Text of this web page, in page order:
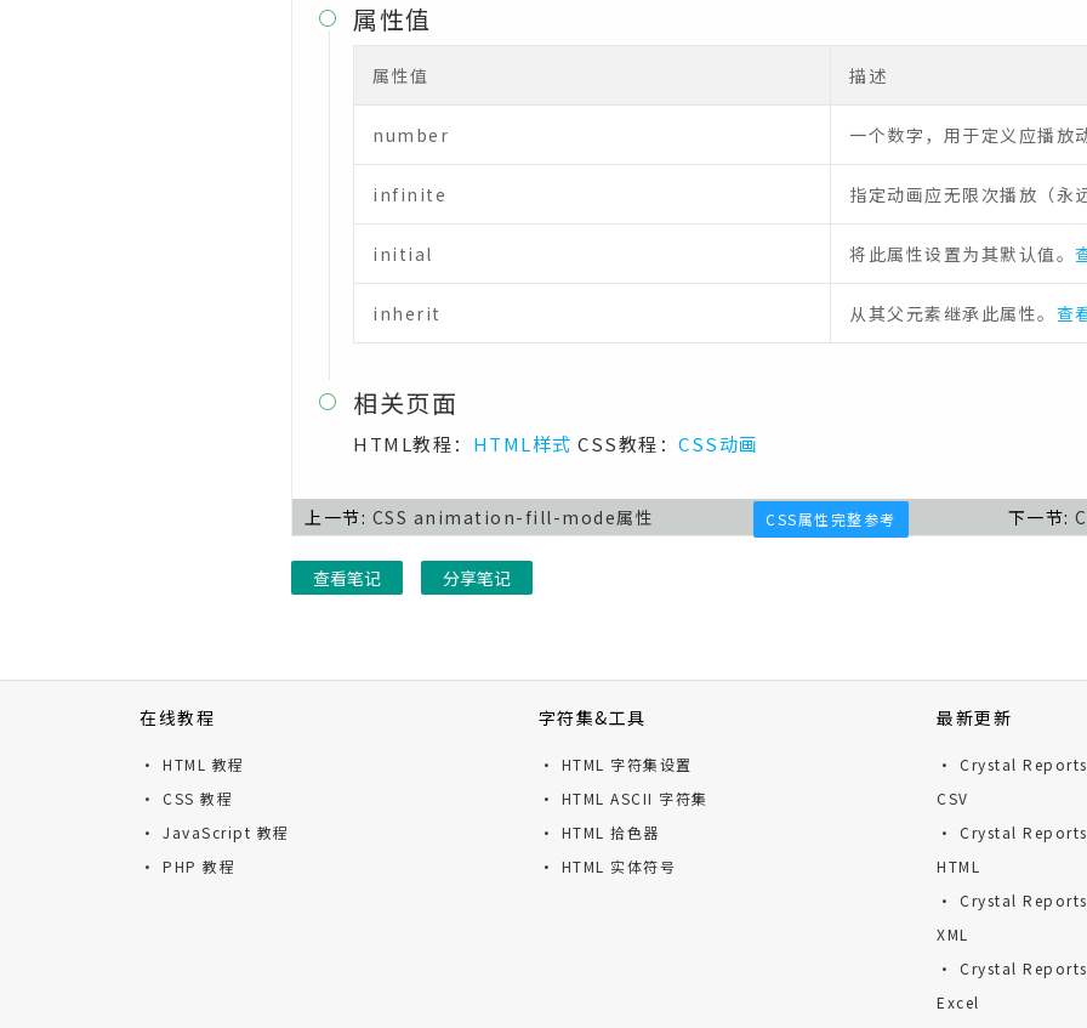
CSS border-top属性
CSS border-top-left-radius属
CSS border-top-right-radius
 属性值
属性值 描述
number 一个数字，用于定义应播放
infinite 指定动画应无限次播放（永远
initial 将此属性设置为其默认值。
inherit 从其父元素继承此属性。 查
 相关页面
HTML教程： HTML样式 CSS教程： CSS动画
上一节: CSS animation-fill-mode属性 CSS属性完整参考 下一节:
查看笔记 分享笔记
在线教程
· HTML 教程
· CSS 教程
· JavaScript 教程
· PHP 教程
字符集&工具
· HTML 字符集设置
· HTML ASCII 字符集
· HTML 拾色器
· HTML 实体符号
最新更新
· Crystal Reports
CSV
· Crystal Reports
HTML
· Crystal Reports
XML
· Crystal Reports
Excel